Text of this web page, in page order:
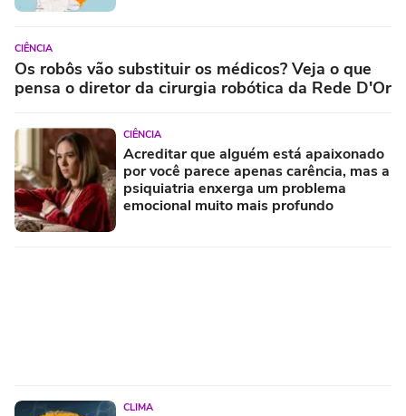
CIÊNCIA
Os robôs vão substituir os médicos? Veja o que
pensa o diretor da cirurgia robótica da Rede D'Or
CIÊNCIA
Acreditar que alguém está apaixonado
por você parece apenas carência, mas a
psiquiatria enxerga um problema
emocional muito mais profundo
CLIMA